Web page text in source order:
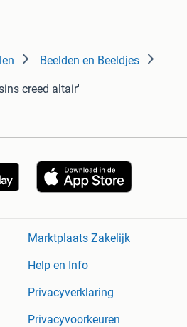
Beelden en Beeldjes
creed altair'
Marktplaats Zakelijk
Help en Info
Privacyverklaring
Privacyvoorkeuren